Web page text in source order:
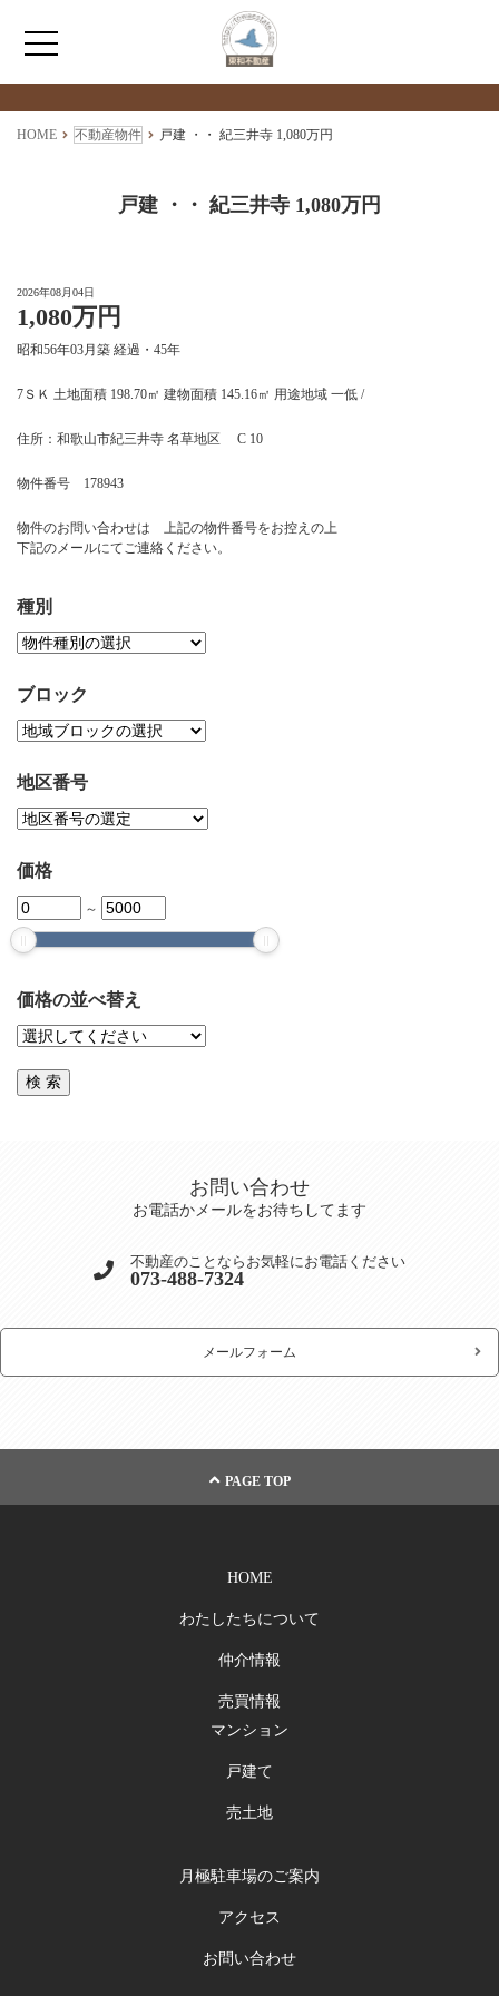
HOME
売買情報
月極駐車場のご案内
お問い合わせ
検索物件の詳細
****
HOME 不動産物件 戸建 ・・ 紀三井寺 1,080万円
戸建 ・・ 紀三井寺 1,080万円
2026年08月04日
1,080万円
昭和56年03月築 経過・45年
7ＳＫ 土地面積 198.70㎡ 建物面積 145.16㎡ 用途地域 一低 /
住所：和歌山市紀三井寺 名草地区 C 10
物件番号 178943
物件のお問い合わせは 上記の物件番号をお控えの上
下記のメールにてご連絡ください。
種別
ブロック
地区番号
価格
～
価格の並べ替え
お問い合わせ
お電話かメールをお待ちしてます
不動産のことならお気軽にお電話ください
073-488-7324
メールフォーム
PAGE TOP
HOME
わたしたちについて
仲介情報
売買情報
マンション
戸建て
売土地
月極駐車場のご案内
アクセス
お問い合わせ